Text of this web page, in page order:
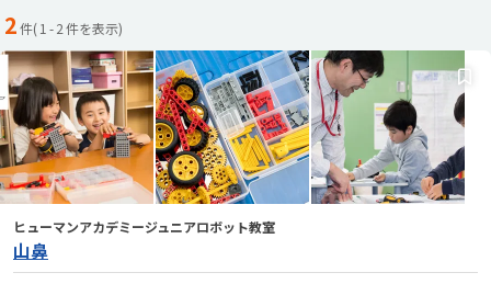
2件(1 -2件を表示)
ヒューマンアカデミージュニアロボット教室
山鼻